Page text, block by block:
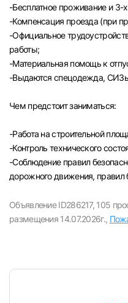
-Бесплатное проживание и 3-
-Компенсация проезда (при
-Официальное
работы;
-Материальная помощь к
-Выдаются спецодежда,
Чем предстоит заниматься:
-Paбота на строительной
-Контроль технического
-Соблюдение правил
дорожного движения, правил
Объявление ID286217, 105
размещения 14.07.2026г.,